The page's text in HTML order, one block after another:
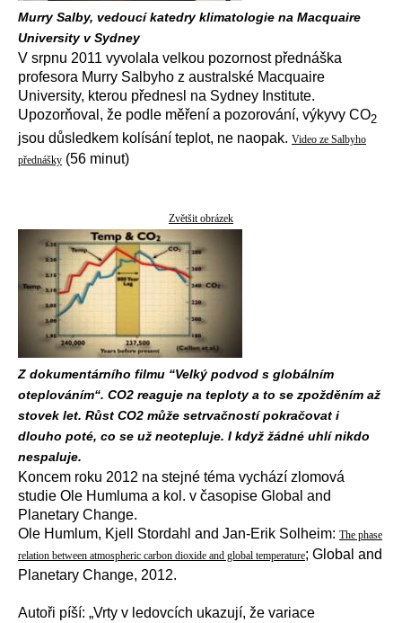
Murry Salby, vedoucí katedry klimatologie na Macquaire
University v Sydney
V srpnu 2011 vyvolala velkou pozornost přednáška
profesora Murry Salbyho z australské Macquaire
University, kterou přednesl na Sydney Institute.
Upozorňoval, že podle měření a pozorování, výkyvy CO2
jsou důsledkem kolísání teplot, ne naopak. Video ze Salbyho
přednášky (56 minut)
Zvětšit obrázek
Z dokumentárního filmu “Velký podvod s globálním
oteplováním“. CO2 reaguje na teploty a to se zpožděním až
stovek let. Růst CO2 může setrvačností pokračovat i
dlouho poté, co se už neotepluje. I když žádné uhlí nikdo
nespaluje.
Koncem roku 2012 na stejné téma vychází zlomová
studie Ole Humluma a kol. v časopise Global and
Planetary Change.
Ole Humlum, Kjell Stordahl and Jan-Erik Solheim: The phase
relation between atmospheric carbon dioxide and global temperature; Global and
Planetary Change, 2012.
Autoři píší: „Vrty v ledovcích ukazují, že variace